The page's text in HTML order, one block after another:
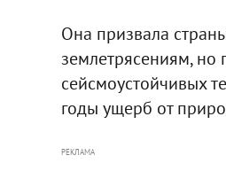
Она призвала
землетрясениям, но
сейсмоустойчивых
годы ущерб от
РЕКЛАМА